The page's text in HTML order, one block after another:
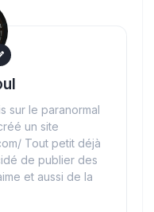
sur le paranormal
un site
Tout petit déjà
de publier des
et aussi de la